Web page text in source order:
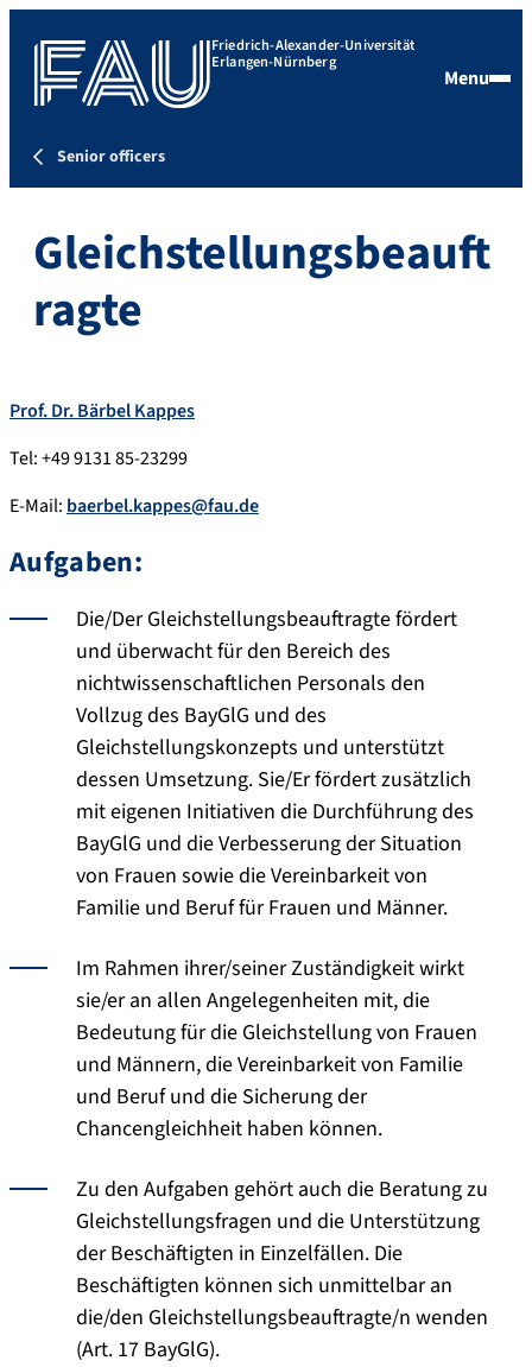
Friedrich-Alexander-Universität
Erlangen-Nürnberg
Menu
Senior officers
Gleichstellungsbeauft
ragte
Prof. Dr. Bärbel Kappes
Tel: +49 9131 85-23299
E-Mail: baerbel.kappes@fau.de
Aufgaben:
Die/Der Gleichstellungsbeauftragte fördert
und überwacht für den Bereich des
nichtwissenschaftlichen Personals den
Vollzug des BayGlG und des
Gleichstellungskonzepts und unterstützt
dessen Umsetzung. Sie/Er fördert zusätzlich
mit eigenen Initiativen die Durchführung des
BayGlG und die Verbesserung der Situation
von Frauen sowie die Vereinbarkeit von
Familie und Beruf für Frauen und Männer.
Im Rahmen ihrer/seiner Zuständigkeit wirkt
sie/er an allen Angelegenheiten mit, die
Bedeutung für die Gleichstellung von Frauen
und Männern, die Vereinbarkeit von Familie
und Beruf und die Sicherung der
Chancengleichheit haben können.
Zu den Aufgaben gehört auch die Beratung zu
Gleichstellungsfragen und die Unterstützung
der Beschäftigten in Einzelfällen. Die
Beschäftigten können sich unmittelbar an
die/den Gleichstellungsbeauftragte/n wenden
(Art. 17 BayGlG).